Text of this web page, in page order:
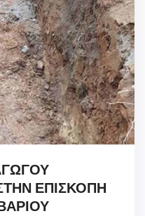
ΕΠΙΣΚΟΠΗ